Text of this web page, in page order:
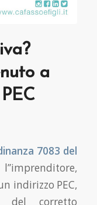
a
7083 del
indirizzo PEC,
del corretto